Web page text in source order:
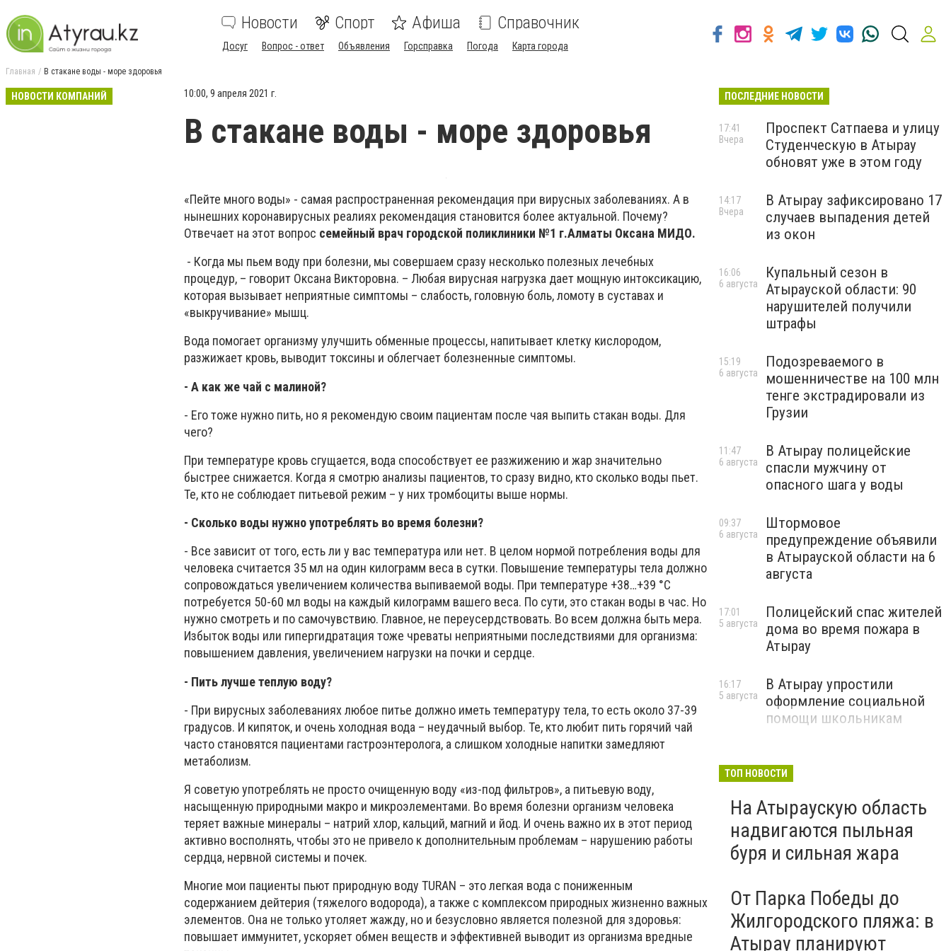
Новости Спорт Афиша Справочник
Досуг Вопрос - ответ Объявления Горсправка Погода Карта города
Главная В стакане воды - море здоровья
НОВОСТИ КОМПАНИЙ 10:00, 9 апреля 2021 г.
В стакане воды - море здоровья
«Пейте много воды» - самая распространенная рекомендация при вирусных заболеваниях. А в
нынешних коронавирусных реалиях рекомендация становится более актуальной. Почему?
Отвечает на этот вопрос семейный врач городской поликлиники №1 г.Алматы Оксана МИДО.
- Когда мы пьем воду при болезни, мы совершаем сразу несколько полезных лечебных
процедур, – говорит Оксана Викторовна. – Любая вирусная нагрузка дает мощную интоксикацию,
которая вызывает неприятные симптомы – слабость, головную боль, ломоту в суставах и
«выкручивание» мышц.
Вода помогает организму улучшить обменные процессы, напитывает клетку кислородом,
разжижает кровь, выводит токсины и облегчает болезненные симптомы.
- А как же чай с малиной?
- Его тоже нужно пить, но я рекомендую своим пациентам после чая выпить стакан воды. Для
чего?
При температуре кровь сгущается, вода способствует ее разжижению и жар значительно
быстрее снижается. Когда я смотрю анализы пациентов, то сразу видно, кто сколько воды пьет.
Те, кто не соблюдает питьевой режим – у них тромбоциты выше нормы.
- Сколько воды нужно употреблять во время болезни?
- Все зависит от того, есть ли у вас температура или нет. В целом нормой потребления воды для
человека считается 35 мл на один килограмм веса в сутки. Повышение температуры тела должно
сопровождаться увеличением количества выпиваемой воды. При температуре +38…+39 °С
потребуется 50-60 мл воды на каждый килограмм вашего веса. По сути, это стакан воды в час. Но
нужно смотреть и по самочувствию. Главное, не переусердствовать. Во всем должна быть мера.
Избыток воды или гипергидратация тоже чреваты неприятными последствиями для организма:
повышением давления, увеличением нагрузки на почки и сердце.
- Пить лучше теплую воду?
- При вирусных заболеваниях любое питье должно иметь температуру тела, то есть около 37-39
градусов. И кипяток, и очень холодная вода – неудачный выбор. Те, кто любит пить горячий чай
часто становятся пациентами гастроэнтеролога, а слишком холодные напитки замедляют
метаболизм.
Я советую употреблять не просто очищенную воду «из-под фильтров», а питьевую воду,
насыщенную природными макро и микроэлементами. Во время болезни организм человека
теряет важные минералы – натрий хлор, кальций, магний и йод. И очень важно их в этот период
активно восполнять, чтобы это не привело к дополнительным проблемам – нарушению работы
сердца, нервной системы и почек.
Многие мои пациенты пьют природную воду TURAN – это легкая вода с пониженным
содержанием дейтерия (тяжелого водорода), а также с комплексом природных жизненно важных
элементов. Она не только утоляет жажду, но и безусловно является полезной для здоровья:
повышает иммунитет, ускоряет обмен веществ и эффективней выводит из организма вредные
ПОСЛЕДНИЕ НОВОСТИ
Проспект Сатпаева и улицу
Студенческую в Атырау
обновят уже в этом году
17:41
Вчера
В Атырау зафиксировано 17
случаев выпадения детей
из окон
14:17
Вчера
Купальный сезон в
Атырауской области: 90
нарушителей получили
штрафы
16:06
6 августа
Подозреваемого в
мошенничестве на 100 млн
тенге экстрадировали из
Грузии
15:19
6 августа
В Атырау полицейские
спасли мужчину от
опасного шага у воды
11:47
6 августа
Штормовое
предупреждение объявили
в Атырауской области на 6
августа
09:37
6 августа
Полицейский спас жителей
дома во время пожара в
Атырау
17:01
5 августа
В Атырау упростили
оформление социальной
помощи школьникам
16:17
5 августа
ТОП НОВОСТИ
На Атыраускую область
надвигаются пыльная
буря и сильная жара
От Парка Победы до
Жилгородского пляжа: в
Атырау планируют